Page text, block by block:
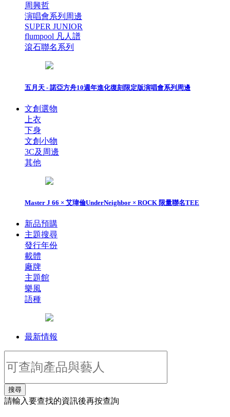
周興哲
演唱會系列周邊
SUPER JUNIOR
flumpool 凡人譜
滾石聯名系列
五月天 - 諾亞方舟10週年進化復刻限定版演唱會系列周邊
文創選物
上衣
下身
文創小物
3C及周邊
其他
Master J 66 × 艾瑋倫UnderNeighbor × ROCK 限量聯名TEE
新品預購
主題搜尋
發行年份
載體
廠牌
主題館
樂風
語種
最新情報
搜尋
請輸入要查找的資訊後再按查詢